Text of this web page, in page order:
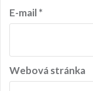
v
k
E-mail*
Webová stránka